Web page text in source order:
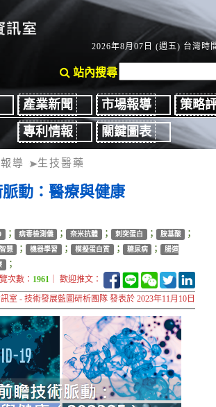
2026年8月07日 (週五) 台灣時
站內搜尋
產業新聞 市場報導
策略
專利情報
關鍵圖表
導 生技醫藥
動：醫療與健康
； 病毒檢測儀 ； 奈米抗體 ； 刺突蛋白 ； 胺基酸 ；
慧 ； 機器學習 ； 模擬蛋白質 ； 糖尿病 ； 腸道
；
次數： 1961 ｜ 歡迎推文：
室 - 技術發展藍圖研析團隊 發表於 2023年11月10日